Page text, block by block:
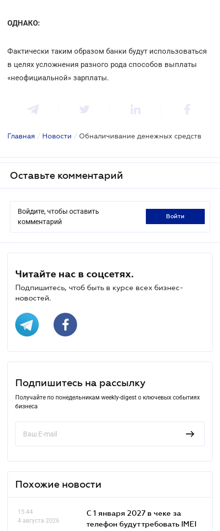
ОДНАКО:
Фактически таким образом банки будут использоваться
в целях усложнения разного рода способов выплаты
«неофициальной» зарплаты.
Главная / Новости / Обналичивание денежных средств
Оставьте комментарий
Войдите, чтобы оставить
комментарий
войти
Читайте нас в соцсетях.
Подпишитесь, чтоб быть в курсе всех бизнес-
новостей.
Подпишитесь на рассылку
Получайте по понедельникам weekly-digest о ключевых событиях
бизнеса
Похожие новости
15.44
4 августа 2026
С 1 января 2027 в чеке за
телефон будут требовать IMEI